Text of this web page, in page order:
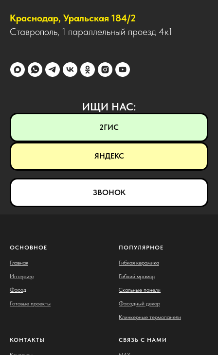
Краснодар, Уральская 184/2
Ставрополь, 1 параллельный проезд 4к1
ИЩИ НАС:
2ГИС
ЯНДЕКС
ЗВОНОК
ОСНОВНОЕ
Главная
Интерьер
Фасад
Готовые проекты
ПОПУЛЯРНОЕ
Гибкая керамика
Гибкий мрамор
Скальные панели
Фасадный декор
Клинкерные термопанели
КОНТАКТЫ СВЯЗЬ С НАМИ